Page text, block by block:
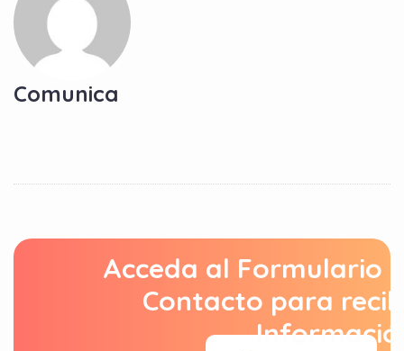
Comunica
Acceda al Formulario
Contacto para